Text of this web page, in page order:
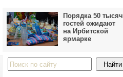
Порядка 50 тысяч
гостей ожидают
на Ирбитской
ярмарке